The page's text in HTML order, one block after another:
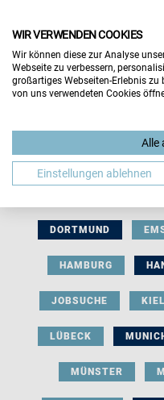
BERUFLICHE
DORTMUND
HAMBURG
JOBSUCHE KIEL
LÜBECK
MÜNSTER
WIR VERWENDEN COOKIES
Wir können diese zur Analyse
Webseite zu verbessern,
großartiges Webseiten-Erlebnis
von uns verwendeten Cookies
Alle
Einstellungen ablehnen